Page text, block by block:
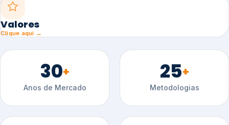
Valores
Clique aqui →
30+
Anos de Mercado
25+
Metodologias